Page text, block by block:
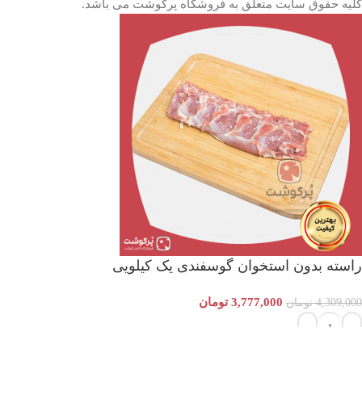
کلیه حقوق سایت متعلق به فروشگاه پرگوشت می باشد.
راسته بدون استخوان گوسفندی یک کیلویی
4,309,000 تومان 3,777,000 تومان